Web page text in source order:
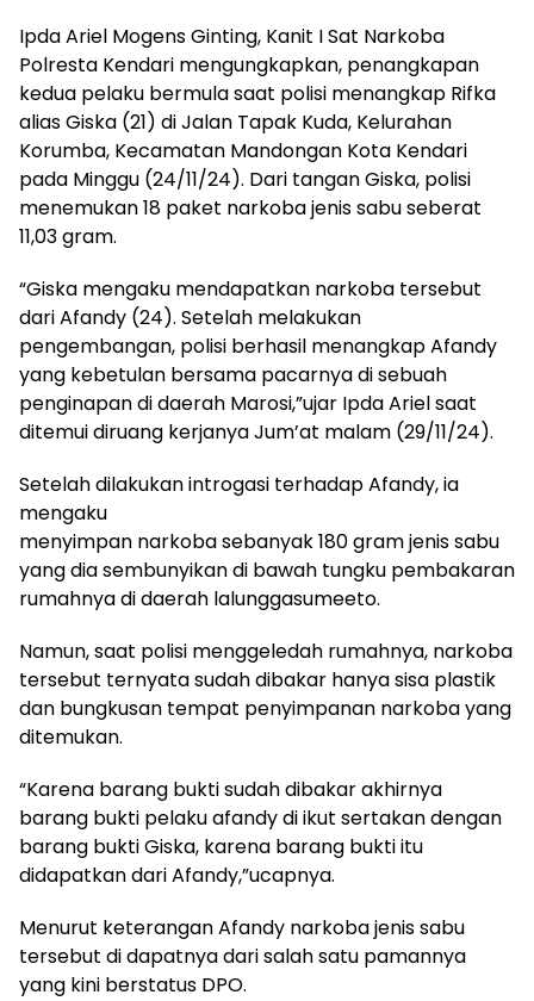
Ipda Ariel Mogens Ginting, Kanit I Sat Narkoba
Polresta Kendari mengungkapkan, penangkapan
kedua pelaku bermula saat polisi menangkap Rifka
alias Giska (21) di Jalan Tapak Kuda, Kelurahan
Korumba, Kecamatan Mandongan Kota Kendari
pada Minggu (24/11/24). Dari tangan Giska, polisi
menemukan 18 paket narkoba jenis sabu seberat
11,03 gram.
“Giska mengaku mendapatkan narkoba tersebut
dari Afandy (24). Setelah melakukan
pengembangan, polisi berhasil menangkap Afandy
yang kebetulan bersama pacarnya di sebuah
penginapan di daerah Marosi,”ujar Ipda Ariel saat
ditemui diruang kerjanya Jum’at malam (29/11/24).
Setelah dilakukan introgasi terhadap Afandy, ia
mengaku
menyimpan narkoba sebanyak 180 gram jenis sabu
yang dia sembunyikan di bawah tungku pembakaran
rumahnya di daerah lalunggasumeeto.
Namun, saat polisi menggeledah rumahnya, narkoba
tersebut ternyata sudah dibakar hanya sisa plastik
dan bungkusan tempat penyimpanan narkoba yang
ditemukan.
“Karena barang bukti sudah dibakar akhirnya
barang bukti pelaku afandy di ikut sertakan dengan
barang bukti Giska, karena barang bukti itu
didapatkan dari Afandy,”ucapnya.
Menurut keterangan Afandy narkoba jenis sabu
tersebut di dapatnya dari salah satu pamannya
yang kini berstatus DPO.